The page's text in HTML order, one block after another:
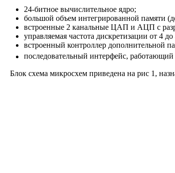
24-битное вычислительное ядро;
большой объем интегрированной памяти
встроенные 2 канальные ЦАП и АЦП с
управляемая частота дискретизации от 4
встроенный контроллер дополнительной
последовательный интерфейс,
Блок схема микросхем приведена на рис 1,